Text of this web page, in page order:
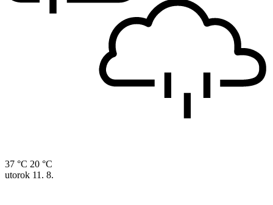
37 °C 20 °C
utorok 11. 8.